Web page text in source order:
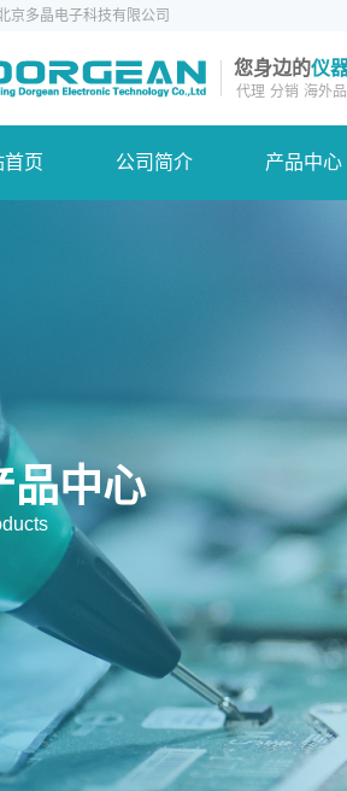
京多晶电子科技有限公司
您身边的仪
代理 分销 海外
首页 公司简介 产品中心
品中心